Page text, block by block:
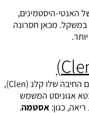
האנטי-היסטמינים,
במשקל. מכאן חסרונה
(Clenbuterol), הידוע גם בשם החיבה שלו קלנ (Clen),
אגוניסט המשמש
כגון: אסטמה.